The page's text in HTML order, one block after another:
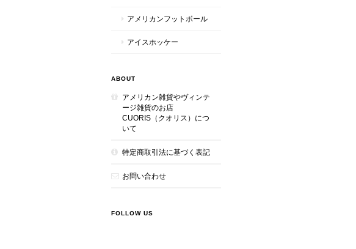
アメリカンフットボール
アイスホッケー
ABOUT
アメリカン雑貨やヴィンテ
ージ雑貨のお店
CUORIS（クオリス）につ
いて
特定商取引法に基づく表記
お問い合わせ
FOLLOW US